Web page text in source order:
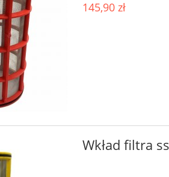
145,90 zł
Wkład filtra